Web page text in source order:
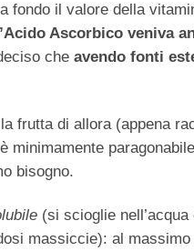
fondo il valore della
Ascorbico veniva
che avendo fonti
frutta di allora (appena
minimamente
bisogno.
(si scioglie
massiccie): al